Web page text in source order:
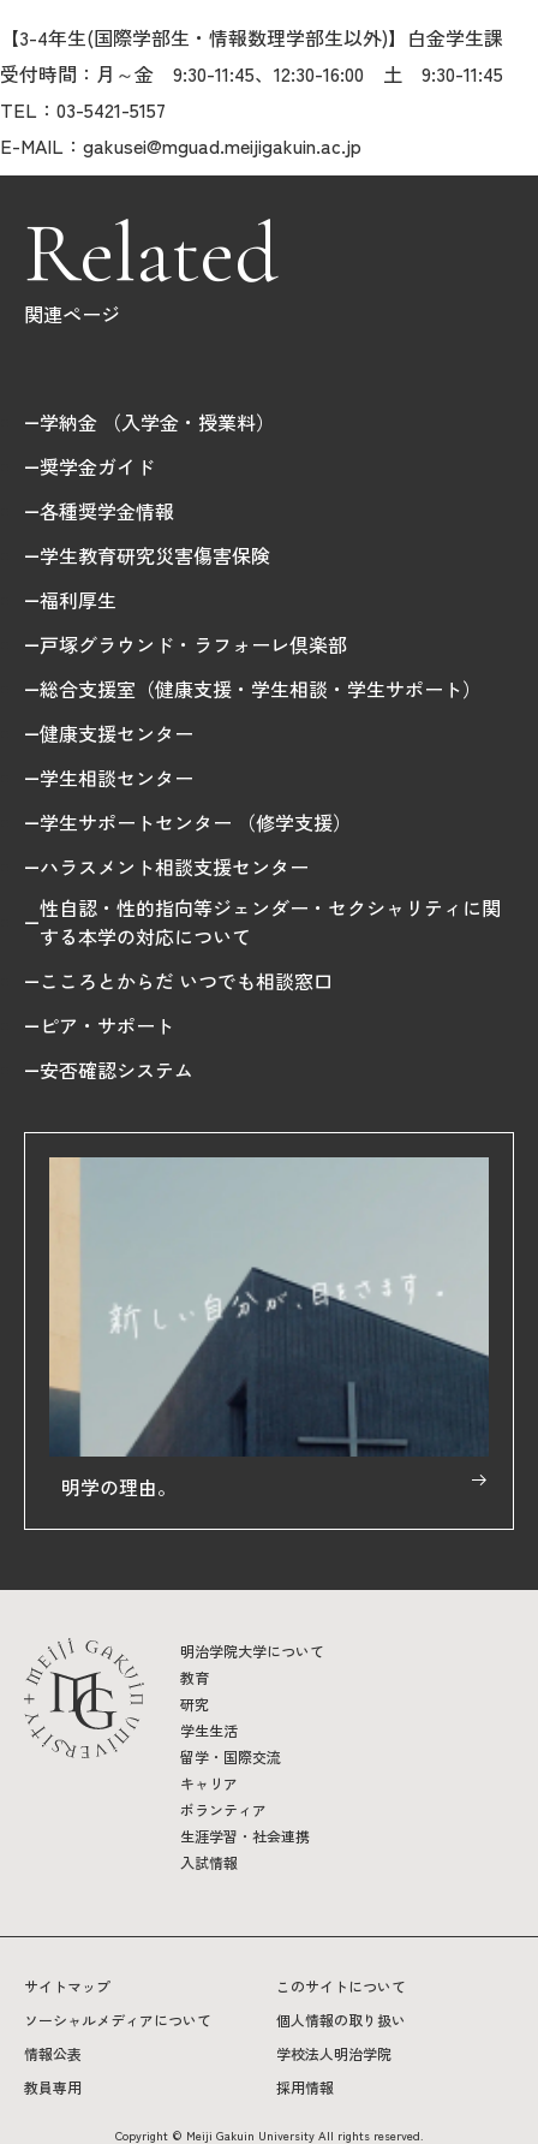
【3-4年生(国際学部生・情報数理学部生以外)】白金学生課
受付時間：月～金 9:30-11:45、12:30-16:00 土 9:30-11:45
TEL：03-5421-5157
E-MAIL：gakusei@mguad.meijigakuin.ac.jp
Related
関連ページ
学納金 （入学金・授業料）
奨学金ガイド
各種奨学金情報
学生教育研究災害傷害保険
福利厚生
戸塚グラウンド・ラフォーレ倶楽部
総合支援室（健康支援・学生相談・学生サポート）
健康支援センター
学生相談センター
学生サポートセンター （修学支援）
ハラスメント相談支援センター
性自認・性的指向等ジェンダー・セクシャリティに関
する本学の対応について
こころとからだ いつでも相談窓口
ピア・サポート
安否確認システム
明学の理由。
明治学院大学について
教育
研究
学生生活
留学・国際交流
キャリア
ボランティア
生涯学習・社会連携
入試情報
サイトマップ
このサイトについて
ソーシャルメディアについて
個人情報の取り扱い
情報公表
学校法人明治学院
教員専用
採用情報
Copyright © Meiji Gakuin University All rights reserved.